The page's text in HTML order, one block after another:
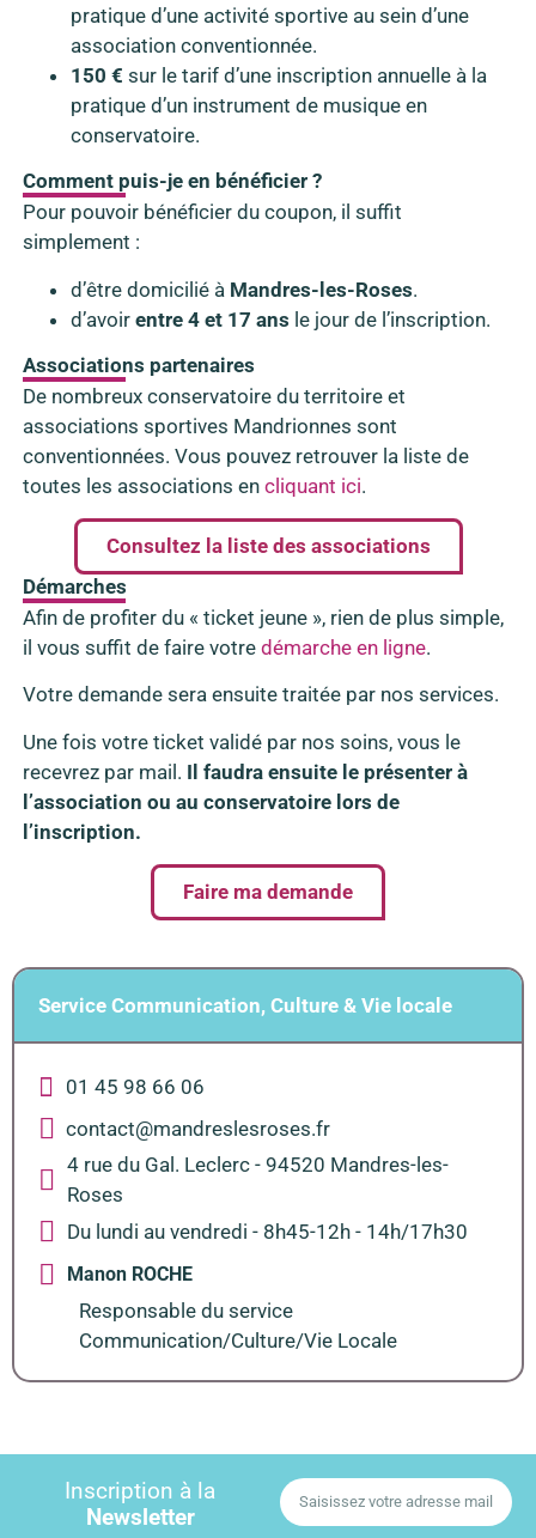
pratique d’une activité sportive au sein d’une
association conventionnée.
150 € sur le tarif d’une inscription annuelle à la
pratique d’un instrument de musique en
conservatoire.
Comment puis-je en bénéficier ?
Pour pouvoir bénéficier du coupon, il suffit
simplement :
d’être domicilié à Mandres-les-Roses.
d’avoir entre 4 et 17 ans le jour de l’inscription.
Associations partenaires
De nombreux conservatoire du territoire et
associations sportives Mandrionnes sont
conventionnées. Vous pouvez retrouver la liste de
toutes les associations en cliquant ici.
Consultez la liste des associations
Démarches
Afin de profiter du « ticket jeune », rien de plus simple,
il vous suffit de faire votre démarche en ligne.
Votre demande sera ensuite traitée par nos services.
Une fois votre ticket validé par nos soins, vous le
recevrez par mail. Il faudra ensuite le présenter à
l’association ou au conservatoire lors de
l’inscription.
Faire ma demande
Service Communication, Culture & Vie locale
01 45 98 66 06
contact@mandreslesroses.fr
4 rue du Gal. Leclerc - 94520 Mandres-les-
Roses
Du lundi au vendredi - 8h45-12h - 14h/17h30
Manon ROCHE
Responsable du service
Communication/Culture/Vie Locale
Inscription à la
Newsletter